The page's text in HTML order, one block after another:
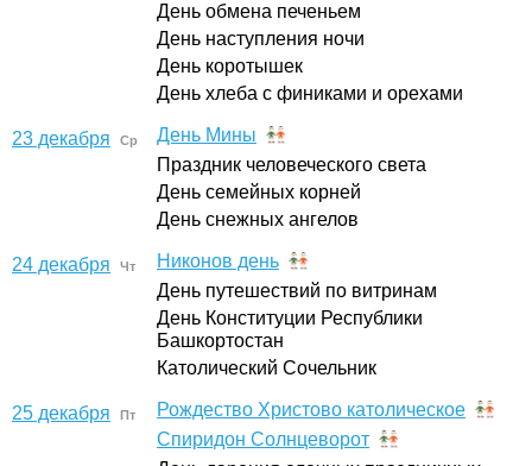
День обмена печеньем
День наступления ночи
День коротышек
День хлеба с финиками и орехами
23 декабря Ср
День Мины
Праздник человеческого света
День семейных корней
День снежных ангелов
24 декабря Чт
Никонов день
День путешествий по витринам
День Конституции Республики
Башкортостан
Католический Сочельник
25 декабря Пт
Рождество Христово католическое
Спиридон Солнцеворот